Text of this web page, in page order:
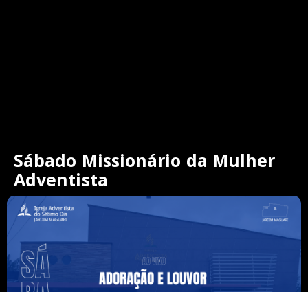
Sábado Missionário da Mulher
Adventista